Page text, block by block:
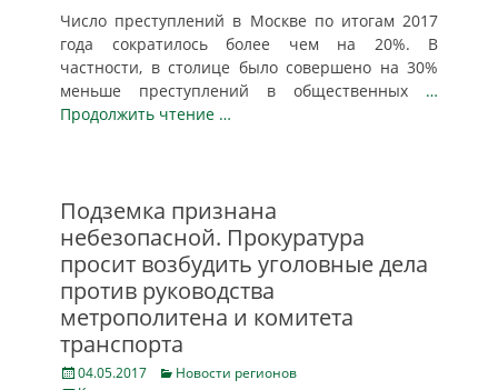
Число преступлений в Москве по итогам 2017
года сократилось более чем на 20%. В
частности, в столице было совершено на 30%
меньше преступлений в общественных …
Продолжить чтение …
Подземка признана
небезопасной. Прокуратура
просит возбудить уголовные дела
против руководства
метрополитена и комитета
транспорта
Posted
04.05.2017 Categories
Новости регионов